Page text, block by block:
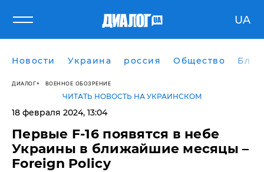
UA
Новости Украина россия Общество
ДИАЛОГ ВОЕННОЕ ОБОЗРЕНИЕ
ЧИТАТЬ НОВОСТЬ НА УКРАИНСКОМ
18 февраля 2024, 13:04
Первые F-16 появятся в небе
Украины в ближайшие месяцы –
Foreign Policy